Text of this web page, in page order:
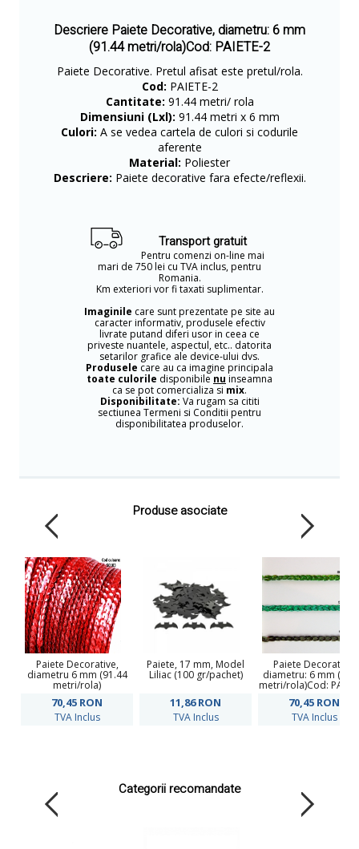
Descriere Paiete Decorative, diametru: 6 mm
(91.44 metri/rola)Cod: PAIETE-2
Paiete Decorative. Pretul afisat este pretul/rola.
Cod: PAIETE-2
Cantitate: 91.44 metri/ rola
Dimensiuni (Lxl): 91.44 metri x 6 mm
Culori: A se vedea cartela de culori si codurile
aferente
Material: Poliester
Descriere: Paiete decorative fara efecte/reflexii.
Transport gratuit
Pentru comenzi on-line mai
mari de 750 lei cu TVA inclus, pentru
Romania.
Km exteriori vor fi taxati suplimentar.
Imaginile care sunt prezentate pe site au
caracter informativ, produsele efectiv
livrate putand diferi usor in ceea ce
priveste nuantele, aspectul, etc.. datorita
setarilor grafice ale device-ului dvs.
Produsele care au ca imagine principala
toate culorile disponibile nu inseamna
ca se pot comercializa si mix.
Disponibilitate: Va rugam sa cititi
sectiunea Termeni si Conditii pentru
disponibilitatea produselor.
Produse asociate
Paiete Decorative,
diametru 6 mm (91.44
metri/rola)
70,45 RON
TVA Inclus
Paiete, 17 mm, Model
Liliac (100 gr/pachet)
11,86RON
TVA Inclus
Paiete Decorative,
diametru: 6 mm
metri/rola)Cod:
70,45 RON
TVA Inclus
Categorii recomandate